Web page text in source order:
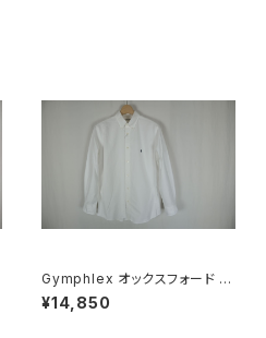
Gymphlex オックスフォード 長
袖ボタンダウンシャツ SOLID
MEN
¥14,850